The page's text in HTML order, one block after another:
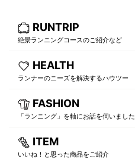
RUNTRIP
絶景ランニングコースのご紹介など
HEALTH
ランナーのニーズを解決するハウツー
FASHION
「ランニング」を軸にお話を伺いました
ITEM
いいね！と思った商品をご紹介